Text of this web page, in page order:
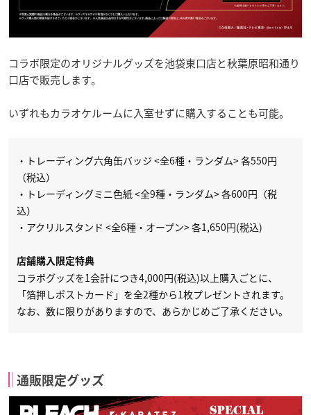
コラボ限定のオリジナルグッズを池袋東口店と秋葉原昭和通り
口店で販売します。
いずれもカラオケルームに入室せずに購入することも可能。
・トレーディング六角缶バッジ <全6種・ランダム> 各550円
（税込）
・トレーディングミニ色紙 <全9種・ランダム> 各600円（税
込）
・アクリルスタンド <全6種・オープン> 各1,650円(税込)
店舗購入限定特典
コラボグッズを1会計につき4,000円(税込)以上購入ごとに、
「箔押しポストカード」を全2種から1枚プレゼントされます。
なお、数に限りがありますので、あらかじめご了承ください。
通販限定グッズ